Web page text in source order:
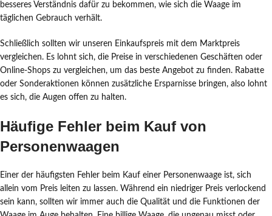
besseres Verständnis dafür zu bekommen, wie sich die Waage im
täglichen Gebrauch verhält.
Schließlich sollten wir unseren Einkaufspreis mit dem Marktpreis
vergleichen. Es lohnt sich, die Preise in verschiedenen Geschäften oder
Online-Shops zu vergleichen, um das beste Angebot zu finden. Rabatte
oder Sonderaktionen können zusätzliche Ersparnisse bringen, also lohnt
es sich, die Augen offen zu halten.
Häufige Fehler beim Kauf von
Personenwaagen
Einer der häufigsten Fehler beim Kauf einer Personenwaage ist, sich
allein vom Preis leiten zu lassen. Während ein niedriger Preis verlockend
sein kann, sollten wir immer auch die Qualität und die Funktionen der